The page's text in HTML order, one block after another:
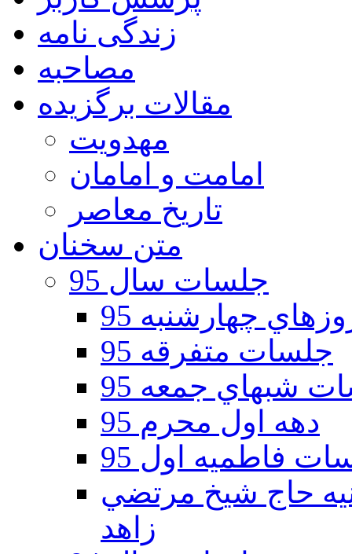
زندگی نامه
مصاحبه
مقالات برگزیده
مهدویت
امامت و امامان
تاریخ معاصر
متن سخنان
جلسات سال 95
چهارشنبه 95
جلسات متفرقه 95
شبهاي جمعه 95
دهه اول محرم 95
فاطمیه اول 95
دوم 95 - حسينيه حاج شيخ مرتضي
زاهد